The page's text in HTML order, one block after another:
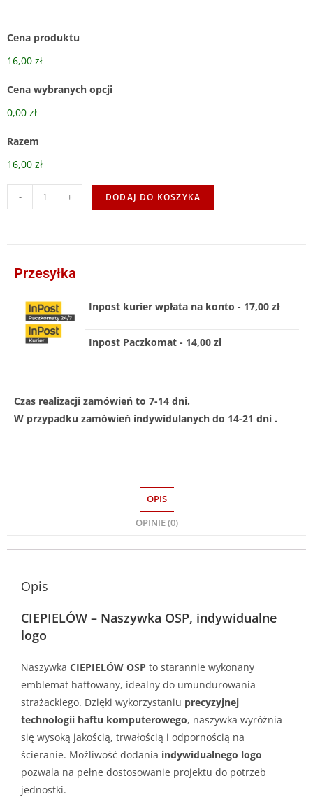
Cena produktu
16,00 zł
Cena wybranych opcji
0,00 zł
Razem
16,00 zł
- + DODAJ DO KOSZYKA
Przesyłka
Inpost kurier wpłata na konto - 17,00 zł
Inpost Paczkomat - 14,00 zł
Czas realizacji zamówień to 7-14 dni.
W przypadku zamówień indywidulanych do 14-21 dni .
OPIS
OPINIE (0)
Opis
CIEPIELÓW – Naszywka OSP, indywidualne
logo
Naszywka CIEPIELÓW OSP to starannie wykonany
emblemat haftowany, idealny do umundurowania
strażackiego. Dzięki wykorzystaniu precyzyjnej
technologii haftu komputerowego, naszywka wyróżnia
się wysoką jakością, trwałością i odpornością na
ścieranie. Możliwość dodania indywidualnego logo
pozwala na pełne dostosowanie projektu do potrzeb
jednostki.